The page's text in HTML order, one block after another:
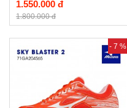
1.550.000 đ
1.800.000 đ
- 7 %